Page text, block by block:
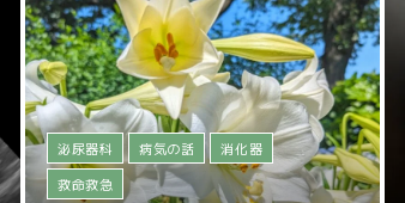
泌尿器科 病気の話
消化器
救命救急